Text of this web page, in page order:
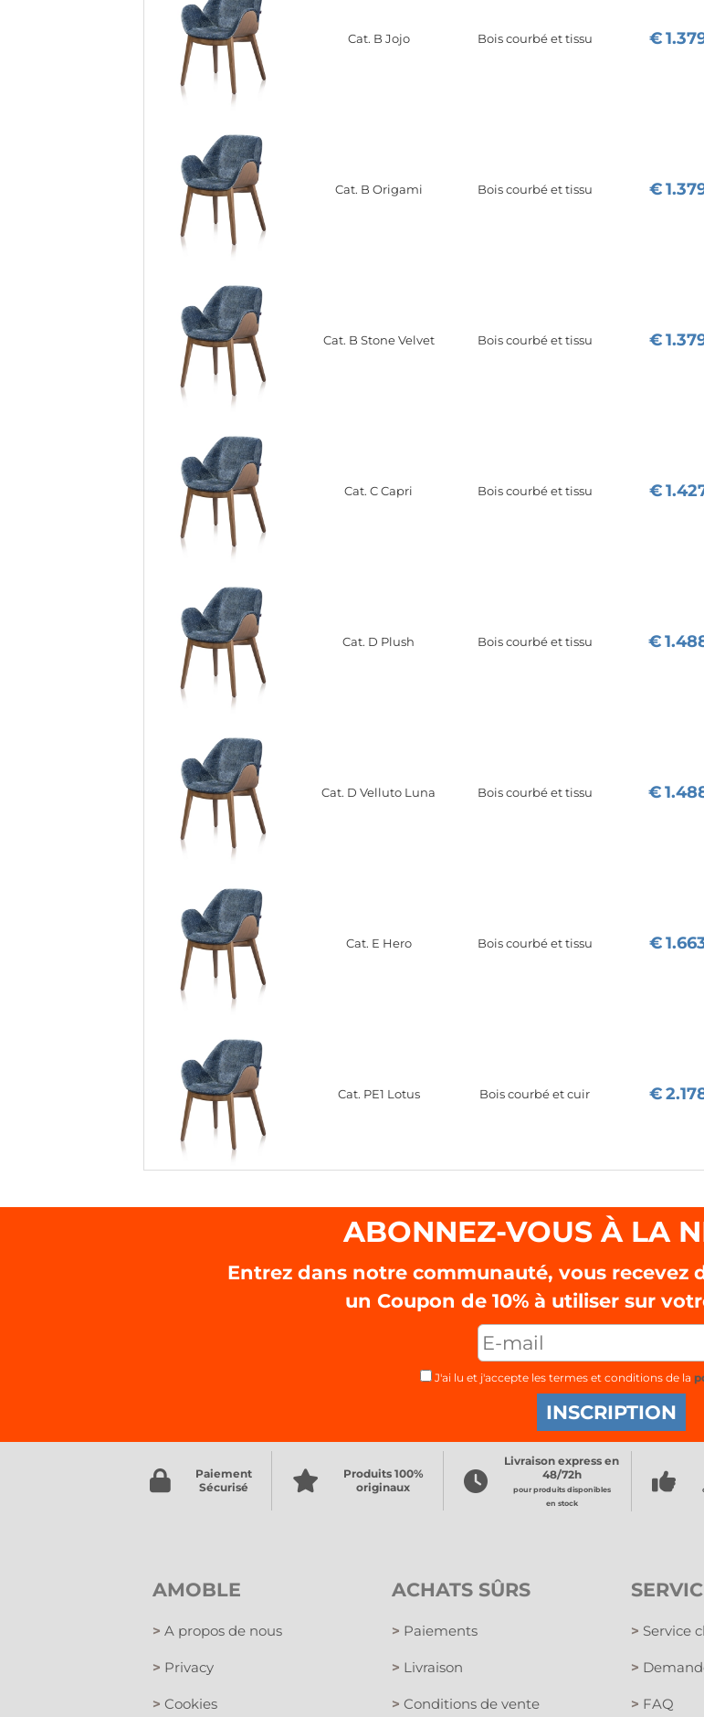
Cat. B Jojo Bois courbé et tissu €
Cat. B Origami Bois courbé et tissu €
Cat. B Stone Velvet Bois courbé et tissu €
Cat. C Capri Bois courbé et tissu €
Cat. D Plush Bois courbé et tissu €
Cat. D Velluto Luna Bois courbé et tissu €
Cat. E Hero Bois courbé et tissu €
Cat. PE1 Lotus Bois courbé et cuir €
ABONNEZ-VOUS À LA
Entrez dans notre communauté, vous recevez
un Coupon de 10% à utiliser sur
J'ai lu et j'accepte les termes et conditions de la
Paiement
Sécurisé
Produits 100%
originaux
Livraison express en
48/72h
pour produits disponibles
en stock
AMOBLE
> A propos de nous
> Privacy
> Cookies
ACHATS SÛRS
> Paiements
> Livraison
> Conditions de vente
> Service
>
> FAQ